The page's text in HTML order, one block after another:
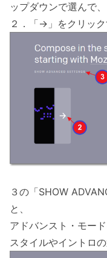
ップダウンで選んで、
２．「→」をクリック
３の「SHOW
と、
アドバンスト・モード
スタイルやイントロ